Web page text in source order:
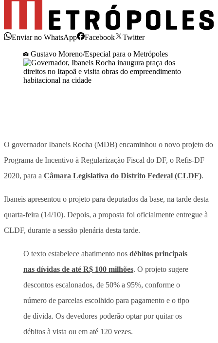
Enviar no WhatsApp Facebook
Twitter
Gustavo Moreno/Especial para o Metrópoles
O governador Ibaneis Rocha (MDB) encaminhou o novo projeto do
Programa de Incentivo à Regularização Fiscal do DF, o Refis-DF
2020, para a Câmara Legislativa do Distrito Federal (CLDF).
Ibaneis apresentou o projeto para deputados da base, na tarde desta
quarta-feira (14/10). Depois, a proposta foi oficialmente entregue à
CLDF, durante a sessão plenária desta tarde.
O texto estabelece abatimento nos débitos principais
nas dívidas de até R$ 100 milhões. O projeto sugere
descontos escalonados, de 50% a 95%, conforme o
número de parcelas escolhido para pagamento e o tipo
de dívida. Os devedores poderão optar por quitar os
débitos à vista ou em até 120 vezes.